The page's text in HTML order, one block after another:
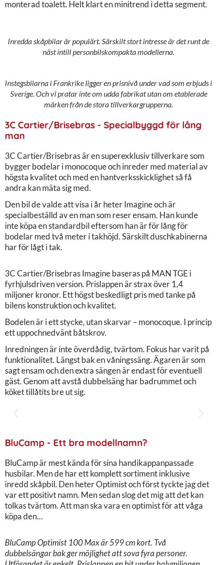
monterad toalett. Helt klart en minitrend i detta segment.
Inredda skåpbilar är populärt. Särskilt stort intresse är det runt de
näst intill personbilskompakta modellerna.
Instegsbilarna i Frankrike ligger en prisnivå under vad som erbjuds i
Sverige. Och vi pratar inte om udda fabrikat utan om etablerade
märken från de stora tillverkargrupperna.
3C Cartier/Brisebras - Specialbyggd för lång
man
3C Cartier/Brisebras är en superexklusiv tillverkare som
bygger bodelar i monocoque och inreder med material av
högsta kvalitet och med en hantverksskicklighet så få
andra kan mäta sig med.
Den bil de valde att visa i år heter Imagine och är
specialbeställd av en man som reser ensam. Han kunde
inte köpa en standardbil eftersom han är för lång för
bodelar med två meter i takhöjd. Särskilt duschkabinerna
har för lågt i tak.
3C Cartier/Brisebras Imagine baseras på MAN TGE i
fyrhjulsdriven version. Prislappen är strax över 1,4
miljoner kronor. Ett högst beskedligt pris med tanke på
bilens konstruktion och kvalitet.
Bodelen är i ett stycke, utan skarvar – monocoque. I princip
ett uppochnedvänt båtskrov.
Inredningen är inte överdådig, tvärtom. Fokus har varit på
funktionalitet. Längst bak en våningssäng. Ägaren är som
sagt ensam och den extra sängen är endast för eventuell
gäst. Genom att avstå dubbelsäng har badrummet och
köket tillåtits bre ut sig.
BluCamp - Ett bra modellnamn?
BluCamp är mest kända för sina handikappanpassade
husbilar. Men de har ett komplett sortiment inklusive
inredd skåpbil. Den heter Optimist och först tyckte jag det
var ett positivt namn. Men sedan slog det mig att det kan
tolkas tvärtom. Att man ska vara en optimist för att våga
köpa den…
BluCamp Optimist 100 Max är 599 cm kort. Två
dubbelsängar bak ger möjlighet att sova fyra personer.